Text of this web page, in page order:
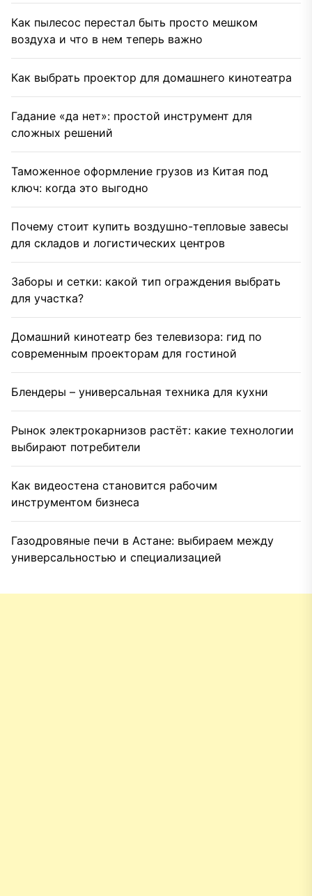
Как пылесос перестал быть просто мешком
воздуха и что в нем теперь важно
Как выбрать проектор для домашнего кинотеатра
Гадание «да нет»: простой инструмент для
сложных решений
Таможенное оформление грузов из Китая под
ключ: когда это выгодно
Почему стоит купить воздушно-тепловые завесы
для складов и логистических центров
Заборы и сетки: какой тип ограждения выбрать
для участка?
Домашний кинотеатр без телевизора: гид по
современным проекторам для гостиной
Блендеры – универсальная техника для кухни
Рынок электрокарнизов растёт: какие технологии
выбирают потребители
Как видеостена становится рабочим
инструментом бизнеса
Газодровяные печи в Астане: выбираем между
универсальностью и специализацией